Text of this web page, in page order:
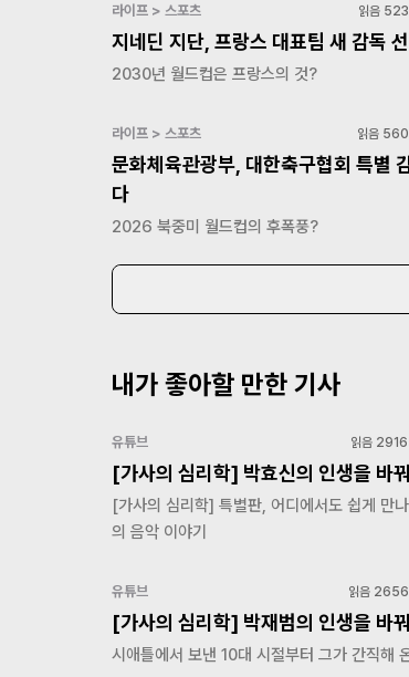
라이프 > 스포츠 읽음
지네딘 지단, 프랑스 대표팀 새 감독
2030년 월드컵은 프랑스의 것?
라이프 > 스포츠 읽음
문화체육관광부, 대한축구협회 특별
다
2026 북중미 월드컵의 후폭풍?
내가 좋아할 만한 기사
유튜브 읽음
[가사의 심리학] 박효신의 인생을 바
[가사의 심리학] 특별판, 어디에서도 쉽게 만
의 음악 이야기
유튜브 읽음
[가사의 심리학] 박재범의 인생을 바
시애틀에서 보낸 10대 시절부터 그가 간직해